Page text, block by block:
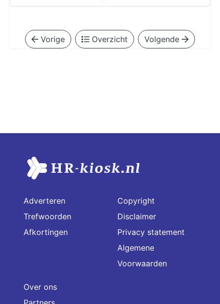
Vorige Overzicht Volgende
Adverteren
Trefwoorden
Afkortingen
Copyright
Disclaimer
Privacy statement
Algemene
Voorwaarden
Over ons